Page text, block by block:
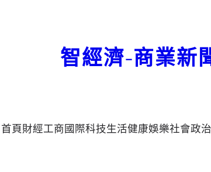
智經濟-商業新
首頁財經工商國際科技生活健康娛樂社會政治